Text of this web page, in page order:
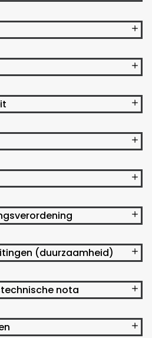
(duurzaamheid)
nota